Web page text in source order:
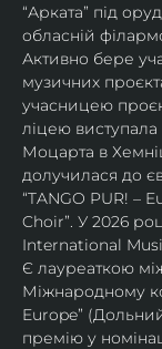
“Арката” під
обласній
Активно бере
музичних
учасницею
ліцею
Моцарта в
долучилася до
“TANGO PUR! –
Choir”. У 2026
International
Є лауреаткою
Міжнародному
Europe”
премію у